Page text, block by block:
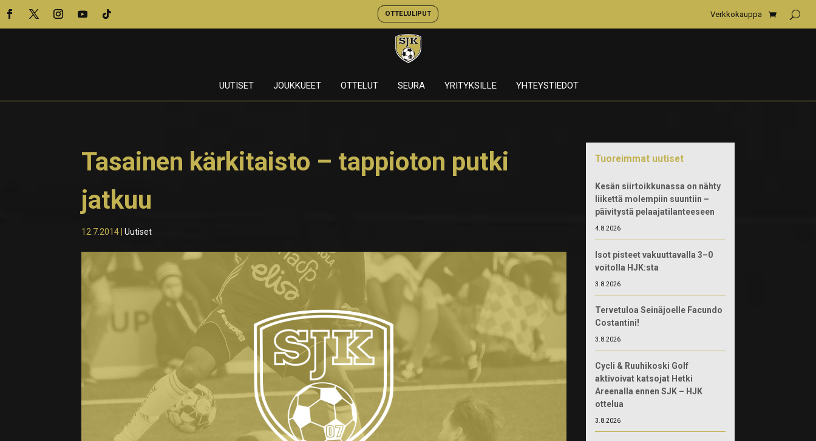
OTTELULIPUT Verkkokauppa
UUTISET JOUKKUEET OTTELUT SEURA YRITYKSILLE YHTEYSTIEDOT
Tasainen kärkitaisto – tappioton putki
jatkuu
12.7.2014 |Uutiset
Tuoreimmat uutiset
Kesän siirtoikkunassa on nähty
liikettä molempiin suuntiin –
päivitystä pelaajatilanteeseen
4.8.2026
Isot pisteet vakuuttavalla 3–0
voitolla HJK:sta
3.8.2026
Tervetuloa Seinäjoelle Facundo
Costantini!
3.8.2026
Cycli & Ruuhikoski Golf
aktivoivat katsojat Hetki
Areenalla ennen SJK – HJK
ottelua
3.8.2026